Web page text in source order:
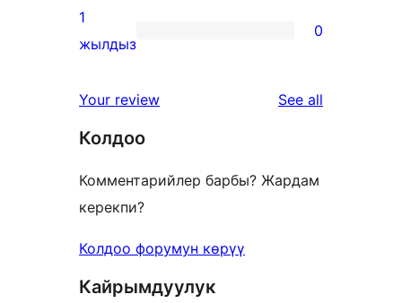
reviews
2-
star
0
star
1
жылдыз
0
Your review See all
Колдоо
Комментарийлер барбы? Жардам
керекпи?
Колдоо форумун көрүү
Кайрымдуулук